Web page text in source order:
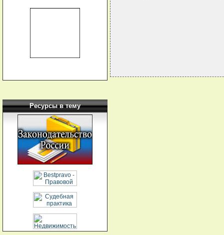
Ресурсы в тему